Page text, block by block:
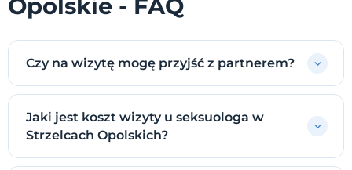
Opolskie - FAQ
Czy na wizytę mogę przyjść z partnerem?
Jaki jest koszt wizyty u seksuologa w
Strzelcach Opolskich?